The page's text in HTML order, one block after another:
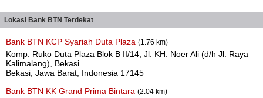
Lokasi Bank BTN Terdekat
Bank BTN KCP Syariah Duta Plaza (1.76 km)
Komp. Ruko Duta Plaza Blok B II/14, Jl. KH. Noer Ali (d/h Jl. Raya
Kalimalang), Bekasi
Bekasi, Jawa Barat, Indonesia 17145
Bank BTN KK Grand Prima Bintara (2.04 km)